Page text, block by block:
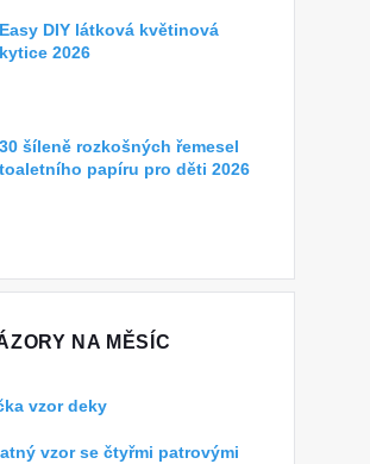
Easy DIY látková květinová
kytice 2026
30 šíleně rozkošných řemesel
toaletního papíru pro děti 2026
NA MĚSÍC
vzor deky
vzor se čtyřmi patrovými